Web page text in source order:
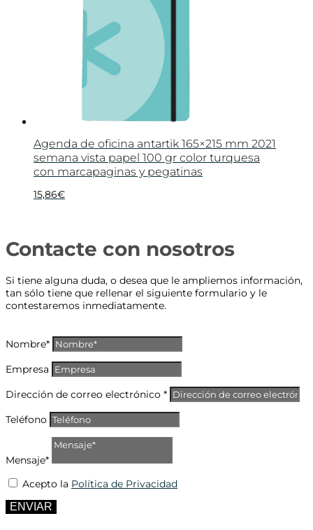
Agenda de oficina antartik 165×215 mm 2021
semana vista papel 100 gr color turquesa
con marcapaginas y pegatinas
15,86€
Contacte con nosotros
Si tiene alguna duda, o desea que le ampliemos información,
tan sólo tiene que rellenar el siguiente formulario y le
contestaremos inmediatamente.
Nombre*
Empresa
Dirección de correo electrónico *
Teléfono
Mensaje*
Acepto la Política de Privacidad
ENVIAR